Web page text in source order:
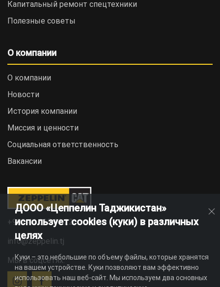
Капитальный ремонт спецтехники
Полезные советы
О компании
О компании
Новости
История компании
Миссия и ценности
Социальная ответственность
Вакансии
+992 44 625 11 22
info@zeppelin.tj
Мы в соцсетях:
ДООО «Цеппелин Таджикистан»
использует cookies (куки) в различных
целях
Куки – это небольшие по объему файлы, которые хранятся
на вашем устройстве. Куки позволяют вам эффективно
использовать наш веб-сайт. Мы используем два основных